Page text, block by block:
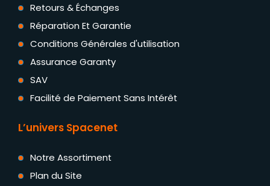
Retours & Échanges
Réparation Et Garantie
Conditions Générales d'utilisation
Assurance Garanty
SAV
Facilité de Paiement Sans Intérêt
L’univers Spacenet
Notre Assortiment
Plan du Site